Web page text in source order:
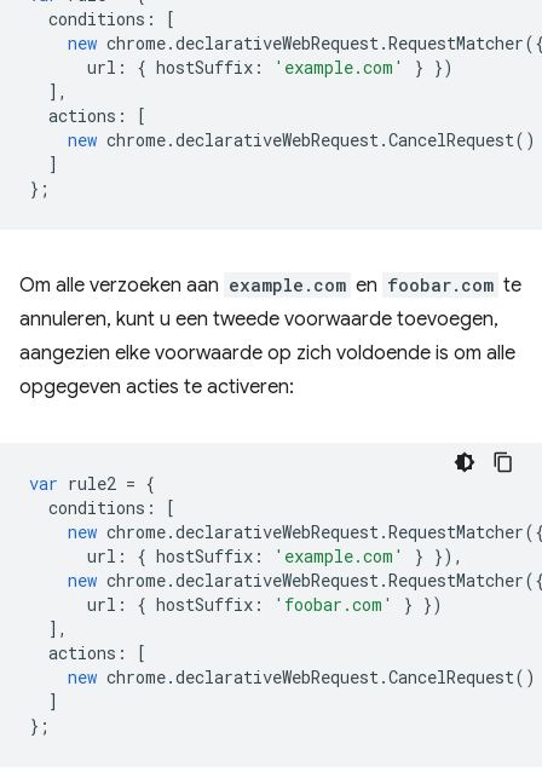
conditions :
[
new chrome.declarativeWebRequest.RequestMatcher
url : { hostSuffix : 'example.com' } })
],
actions :
[
new chrome.declarativeWebRequest.CancelRequest()
]
};
Om alle verzoeken aan example.com en foobar.com te
annuleren, kunt u een tweede voorwaarde toevoegen,
aangezien elke voorwaarde op zich voldoende is om alle
opgegeven acties te activeren:
var rule2 = {
conditions :
[
new chrome.declarativeWebRequest.RequestMatcher
url : { hostSuffix : 'example.com' } }),
new chrome.declarativeWebRequest.RequestMatcher
url : { hostSuffix : 'foobar.com' } })
],
actions :
[
new chrome.declarativeWebRequest.CancelRequest()
]
};